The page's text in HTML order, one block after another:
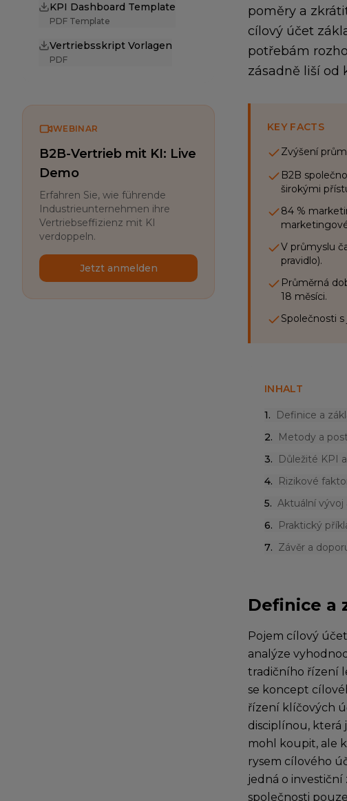
KPI Dashboard Template
PDF Template
Vertriebsskript Vorlagen
PDF
WEBINAR
B2B-Vertrieb mit KI: Live
Demo
Erfahren Sie, wie führende
Industrieunternehmen ihre
Vertriebseffizienz mit KI
verdoppeln.
Jetzt anmelden
poměry a
cílový účet
potřebám
zásadně liší od
KEY FACTS
Zvýšení
B2B
širokými
84 %
V průmyslu
pravidlo).
Průměrná
18 měsíci.
Společnosti
INHALT
1.
Definice a
2.
Metody a
3.
Důležité KPI
4.
Rizikové
5. Aktuální vývoj
6.
Praktický
7. Závěr a
Definice a
Pojem cílový
analýze
tradičního řízení
se koncept
řízení klíčových
disciplínou, která
mohl koupit, ale
rysem cílového
jedná o
společnosti